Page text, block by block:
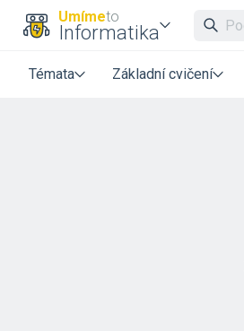
Umímeto
Informatika
Témata Základní cvičení